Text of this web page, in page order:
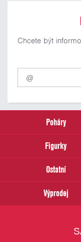
Chcete být
Pro
odběr
našich
email
Poháry
Figurky
Ostatní
Výprodej